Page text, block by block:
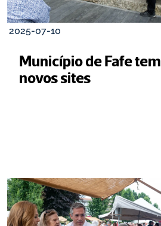
2025-07-10
Município de Fafe tem
novos sites